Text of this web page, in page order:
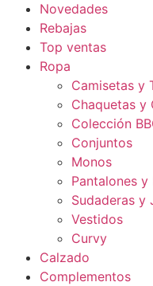
Novedades
Rebajas
Top ventas
Ropa
Camisetas y
Chaquetas y
Colección
Conjuntos
Monos
Pantalones y
Sudaderas y
Vestidos
Curvy
Calzado
Complementos